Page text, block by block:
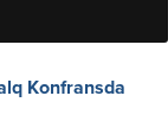
Konfransda